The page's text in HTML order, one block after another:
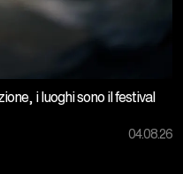
i luoghi sono il festival
04.08.26